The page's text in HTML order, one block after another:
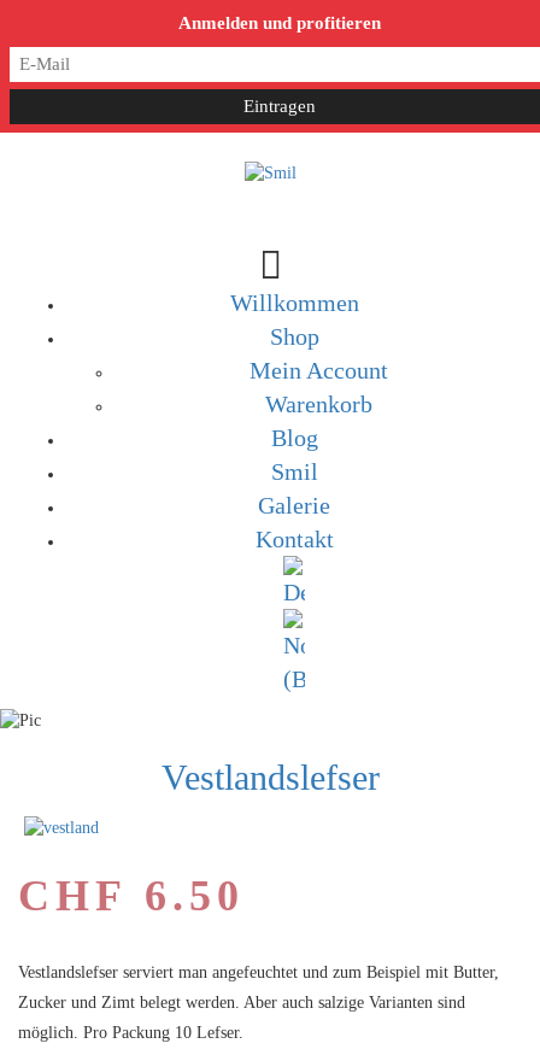
Willkommen
Shop
Mein Account
Warenkorb
Blog
Smil
Galerie
Kontakt
Vestlandslefser
CHF 6.50
Vestlandslefser serviert man angefeuchtet und zum Beispiel mit Butter,
Zucker und Zimt belegt werden. Aber auch salzige Varianten sind
möglich. Pro Packung 10 Lefser.
Anmelden und profitieren